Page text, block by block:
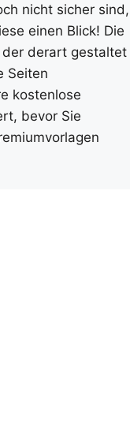
nicht sicher sind,
einen Blick! Die
der derart gestaltet
Seiten
kostenlose
bevor Sie